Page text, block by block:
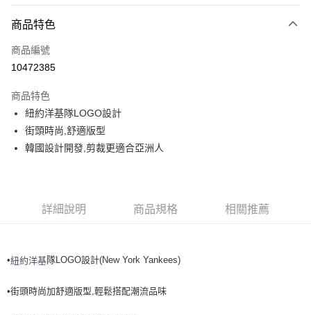
信用卡一次付款
超商取貨付款
Apple Pay
街口支付
全家取貨付款<未取貨列黑名單/不支援離島取退>
全家取貨<不支援離島取退>
商品特色
商品編號
10472385
商品特色
紐約洋基隊LOGO設計
街頭時尚,舒適版型
韓國設計開發,剪裁更適合亞洲人
詳細說明 商品規格 相關推薦
•紐約洋基隊LOGO設計(New York Yankees)
•街頭時尚加舒適版型,輕鬆搭配潮流品味